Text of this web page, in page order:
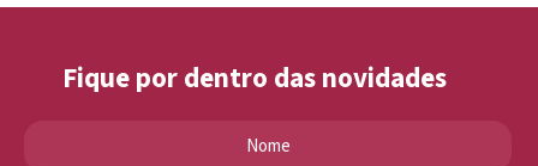
Fique por dentro das novidades